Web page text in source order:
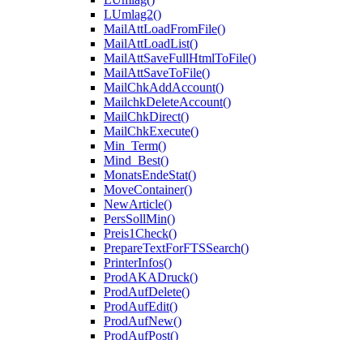
LUmlag2()
MailAttLoadFromFile()
MailAttLoadList()
MailAttSaveFullHtmlToFile()
MailAttSaveToFile()
MailChkAddAccount()
MailchkDeleteAccount()
MailChkDirect()
MailChkExecute()
Min_Term()
Mind_Best()
MonatsEndeStat()
MoveContainer()
NewArticle()
PersSollMin()
Preis1Check()
PrepareTextForFTSSearch()
PrinterInfos()
ProdAKADruck()
ProdAufDelete()
ProdAufEdit()
ProdAufNew()
ProdAufPost()